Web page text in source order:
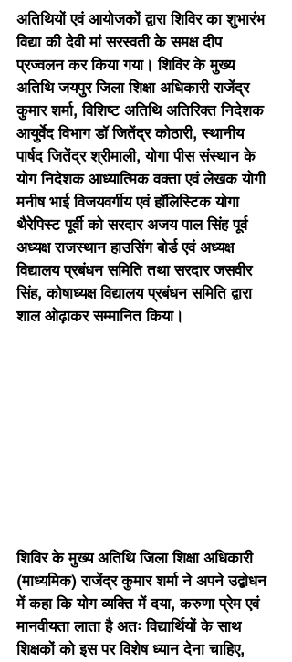
अतिथियों एवं आयोजकों द्वारा शिविर का शुभारंभ
विद्या की देवी मां सरस्वती के समक्ष दीप
प्रज्वलन कर किया गया। शिविर के मुख्य
अतिथि जयपुर जिला शिक्षा अधिकारी राजेंद्र
कुमार शर्मा, विशिष्ट अतिथि अतिरिक्त निदेशक
आयुर्वेद विभाग डॉ जितेंद्र कोठारी, स्थानीय
पार्षद जितेंद्र श्रीमाली, योगा पीस संस्थान के
योग निदेशक आध्यात्मिक वक्ता एवं लेखक योगी
मनीष भाई विजयवर्गीय एवं हॉलिस्टिक योगा
थैरेपिस्ट पूर्वी को सरदार अजय पाल सिंह पूर्व
अध्यक्ष राजस्थान हाउसिंग बोर्ड एवं अध्यक्ष
विद्यालय प्रबंधन समिति तथा सरदार जसवीर
सिंह, कोषाध्यक्ष विद्यालय प्रबंधन समिति द्वारा
शाल ओढ़ाकर सम्मानित किया।
शिविर के मुख्य अतिथि जिला शिक्षा अधिकारी
(माध्यमिक) राजेंद्र कुमार शर्मा ने अपने उद्बोधन
में कहा कि योग व्यक्ति में दया, करुणा प्रेम एवं
मानवीयता लाता है अतः विद्यार्थियों के साथ
शिक्षकों को इस पर विशेष ध्यान देना चाहिए,